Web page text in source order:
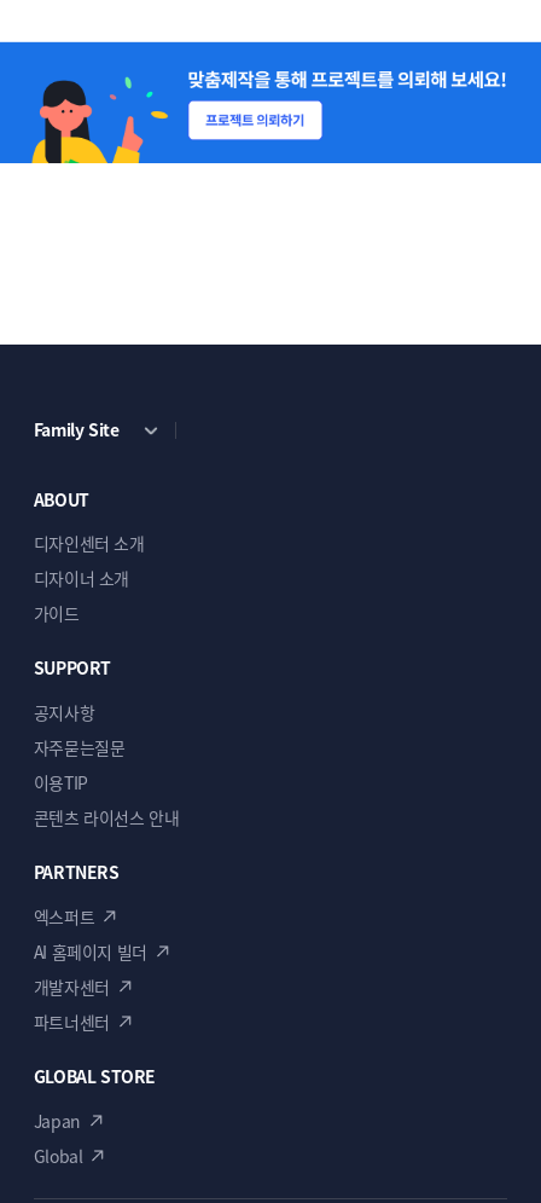
Family Site
ABOUT
디자인센터 소개
디자이너 소개
가이드
SUPPORT
공지사항
자주묻는질문
이용TIP
콘텐츠 라이선스 안내
PARTNERS
엑스퍼트
AI 홈페이지 빌더
개발자센터
파트너센터
GLOBAL STORE
Japan
Global